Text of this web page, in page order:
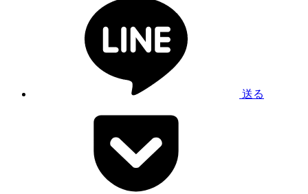
送る